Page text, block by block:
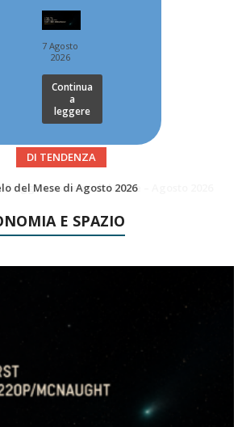
7 Agosto
2026
Continua
a
leggere
DI TENDENZA
del mese – Agosto 2026
di Agosto: LA 10P/TEMPEL AL PERIELIO
E SPAZIO